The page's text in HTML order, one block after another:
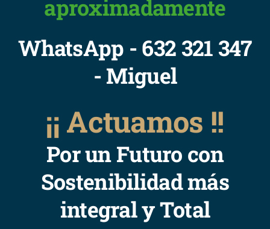
aproximadamente
WhatsApp - 632 321 347
- Miguel
¡¡ Actuamos !!
Por un Futuro con
Sostenibilidad más
integral y Total